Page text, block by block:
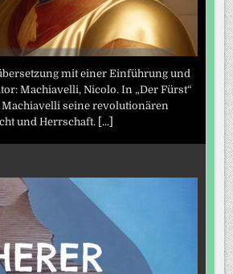
mit einer Einführung und
Machiavelli, Nicolo. In „Der Fürst“
seine revolutionären
und Herrschaft. [...]